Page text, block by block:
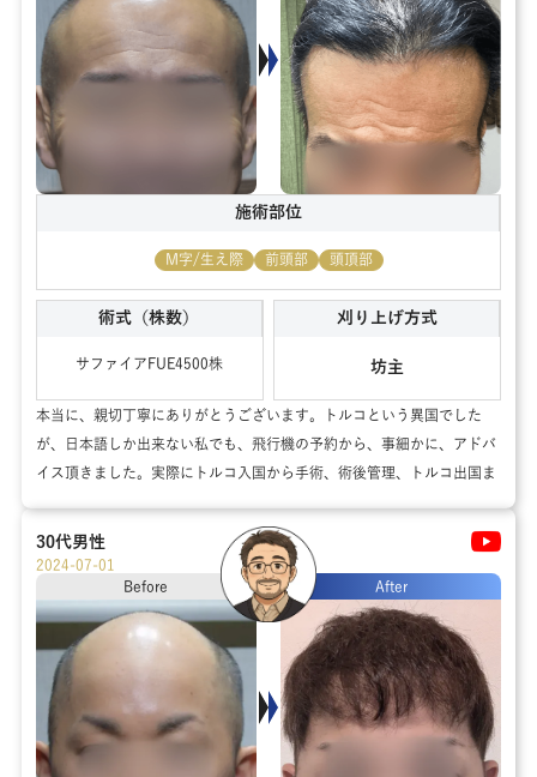
施術部位
M字/生え際 前頭部 頭頂部
術式（株数）
サファイアFUE4500株
刈り上げ方式
坊主
本当に、親切丁寧にありがとうございます。トルコという異国でした
が、日本語しか出来ない私でも、飛行機の予約から、事細かに、アドバ
イス頂きました。実際にトルコ入国から手術、術後管理、トルコ出国ま
30代男性
2024-07-01
Before
After